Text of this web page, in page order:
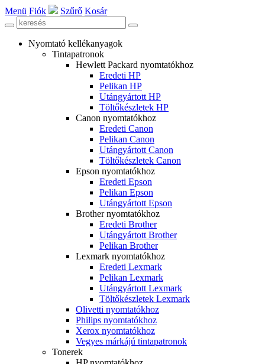
Menü Fiók Szűrő Kosár
Nyomtató kellékanyagok
Tintapatronok
Hewlett Packard nyomtatókhoz
Eredeti HP
Pelikan HP
Utángyártott HP
Töltőkészletek HP
Canon nyomtatókhoz
Eredeti Canon
Pelikan Canon
Utángyártott Canon
Töltőkészletek Canon
Epson nyomtatókhoz
Eredeti Epson
Pelikan Epson
Utángyártott Epson
Brother nyomtatókhoz
Eredeti Brother
Utángyártott Brother
Pelikan Brother
Lexmark nyomtatókhoz
Eredeti Lexmark
Pelikan Lexmark
Utángyártott Lexmark
Töltőkészletek Lexmark
Olivetti nyomtatókhoz
Philips nyomtatókhoz
Xerox nyomtatókhoz
Vegyes márkájú tintapatronok
Tonerek